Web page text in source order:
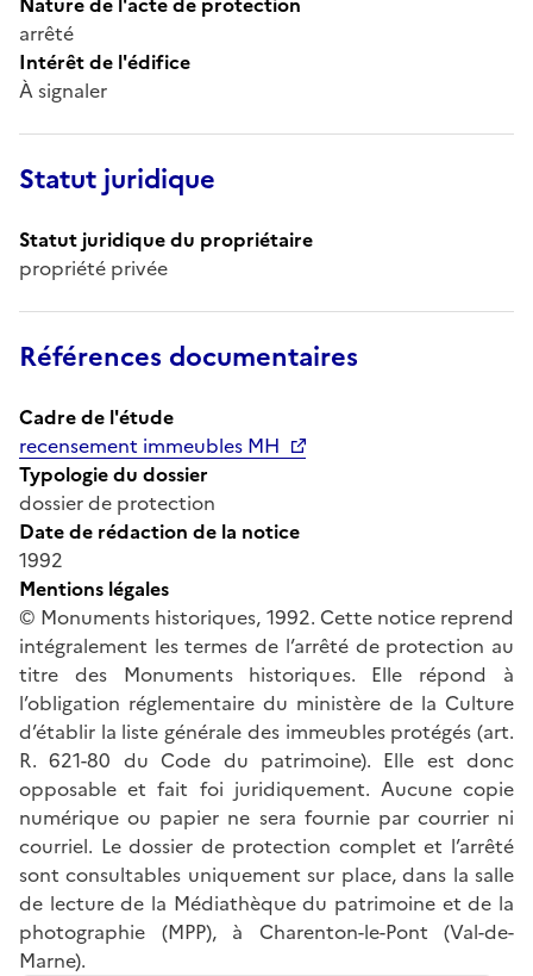
arrêté
Intérêt de l'édifice
À signaler
Statut juridique
Statut juridique du propriétaire
propriété privée
Références documentaires
Cadre de l'étude
recensement immeubles MH
Typologie du dossier
dossier de protection
Date de rédaction de la notice
1992
Mentions légales
© Monuments historiques, 1992. Cette notice reprend
intégralement les termes de l’arrêté de protection au
titre des Monuments historiques. Elle répond à
l’obligation réglementaire du ministère de la Culture
d’établir la liste générale des immeubles protégés (art.
R. 621-80 du Code du patrimoine). Elle est donc
opposable et fait foi juridiquement. Aucune copie
numérique ou papier ne sera fournie par courrier ni
courriel. Le dossier de protection complet et l’arrêté
sont consultables uniquement sur place, dans la salle
de lecture de la Médiathèque du patrimoine et de la
photographie (MPP), à Charenton-le-Pont (Val-de-
Marne).